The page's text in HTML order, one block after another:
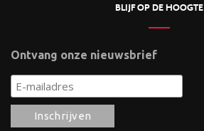
BLIJF OP DE HOOGTE
Ontvang onze nieuwsbrief